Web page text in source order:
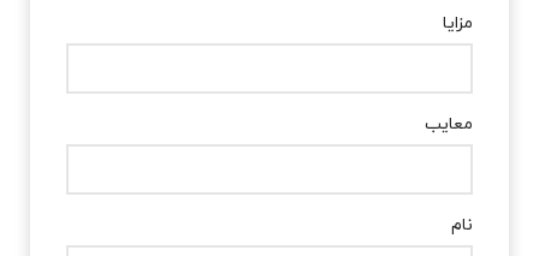
مزایا
معایب
نام